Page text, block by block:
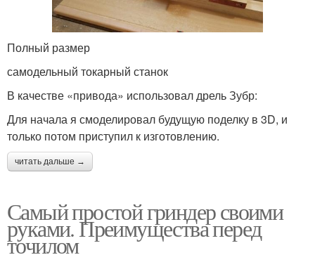
Полный размер
самодельный токарный станок
В качестве «привода» использовал дрель Зубр:
Для начала я смоделировал будущую поделку в 3D, и
только потом приступил к изготовлению.
читать дальше →
Самый простой гриндер своими
руками. Преимущества перед
точилом